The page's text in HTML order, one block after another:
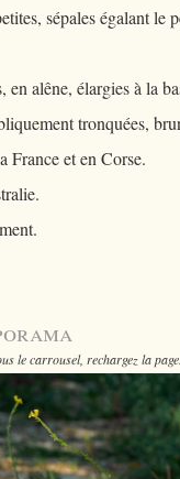
sépales égalant le
alêne, élargies à la
tronquées,
France et en Corse.
le carrousel, rechargez la page.